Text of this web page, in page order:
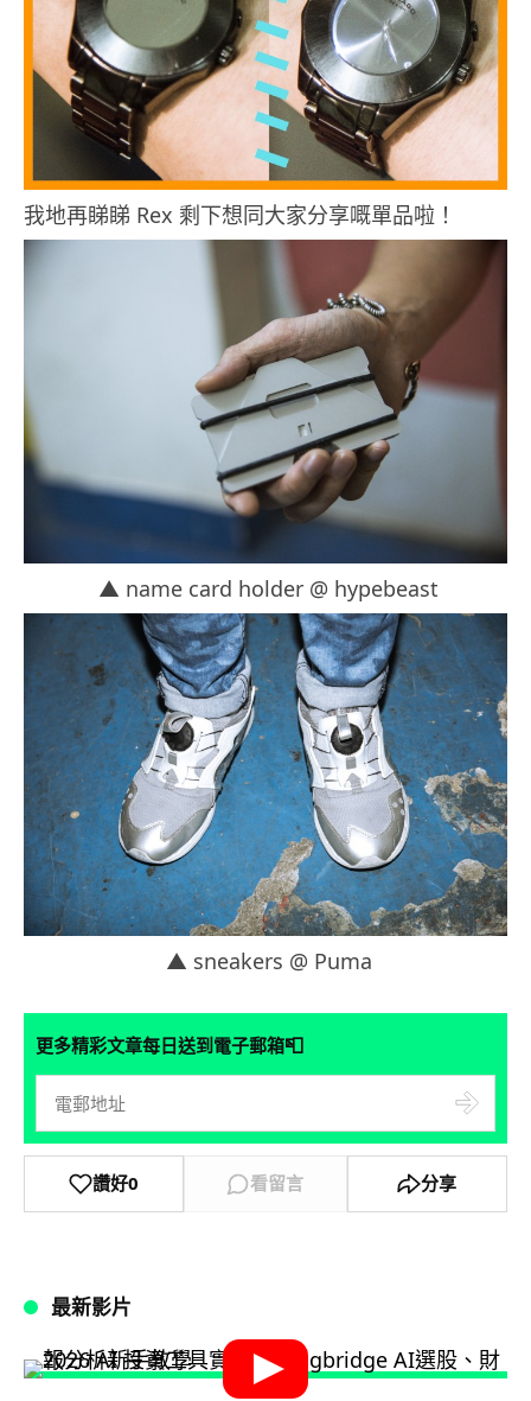
我地再睇睇 Rex 剩下想同大家分享嘅單品啦！
▲ name card holder @ hypebeast
▲ sneakers @ Puma
更多精彩文章每日送到電子郵箱📮
讚好0 看留言 分享
最新影片